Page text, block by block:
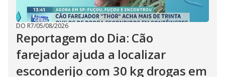
DO R7/05/08/2026
Reportagem do Dia: Cão
farejador ajuda a localizar
esconderijo com 30 kg drogas em